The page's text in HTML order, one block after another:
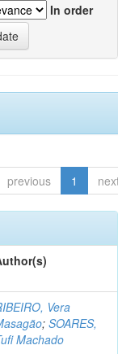
In order
previous 1
Vera
; SOARES,
Machado